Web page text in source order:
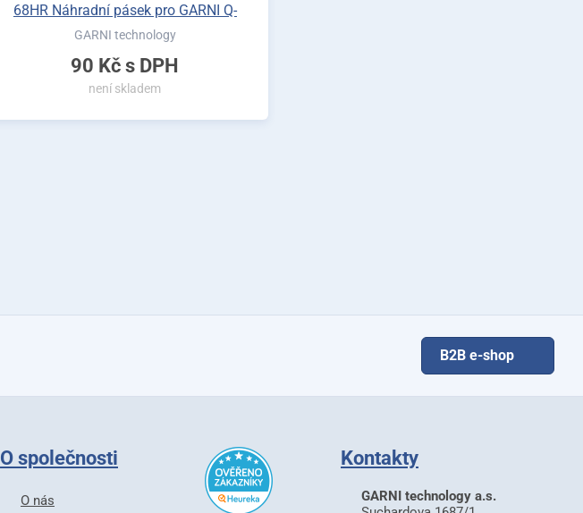
68HR Náhradní pásek pro GARNI Q-
68HR
GARNI technology
90 Kč s DPH
není skladem
B2B e-shop
O společnosti
O nás
Kontakty
GARNI technology a.s.